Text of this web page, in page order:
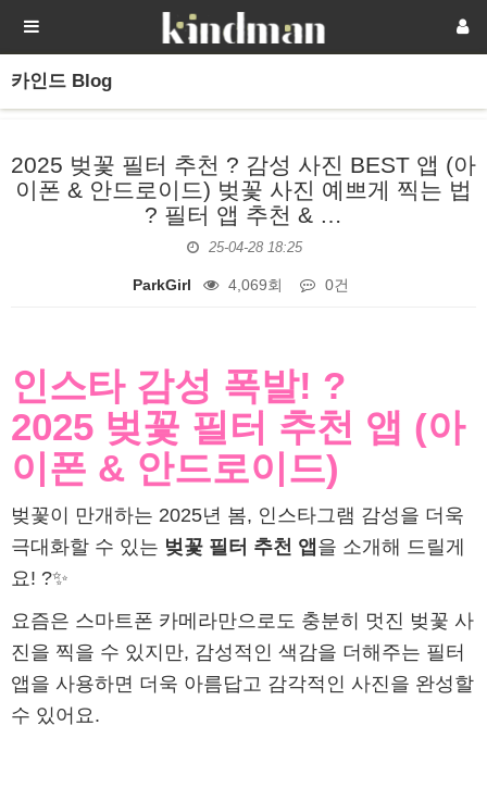
카인드 Blog
2025 벚꽃 필터 추천 ? 감성 사진 BEST 앱 (아
이폰 & 안드로이드) 벚꽃 사진 예쁘게 찍는 법
? 필터 앱 추천 & …
25-04-28 18:25
ParkGirl 4,069회 0건
인스타 감성 폭발! ?
2025 벚꽃 필터 추천 앱 (아
이폰 & 안드로이드)
벚꽃이 만개하는 2025년 봄, 인스타그램 감성을 더욱
극대화할 수 있는 벚꽃 필터 추천 앱 을 소개해 드릴게
요! ?✨
요즘은 스마트폰 카메라만으로도 충분히 멋진 벚꽃 사
진을 찍을 수 있지만, 감성적인 색감을 더해주는 필터
앱을 사용하면 더욱 아름답고 감각적인 사진을 완성할
수 있어요.